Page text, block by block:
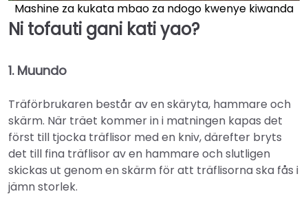
Mashine za kukata mbao za ndogo kwenye kiwanda
Ni tofauti gani kati yao?
1. Muundo
Träförbrukaren består av en skäryta, hammare och
skärm. När träet kommer in i matningen kapas det
först till tjocka träflisor med en kniv, därefter bryts
det till fina träflisor av en hammare och slutligen
skickas ut genom en skärm för att träflisorna ska fås i
jämn storlek.